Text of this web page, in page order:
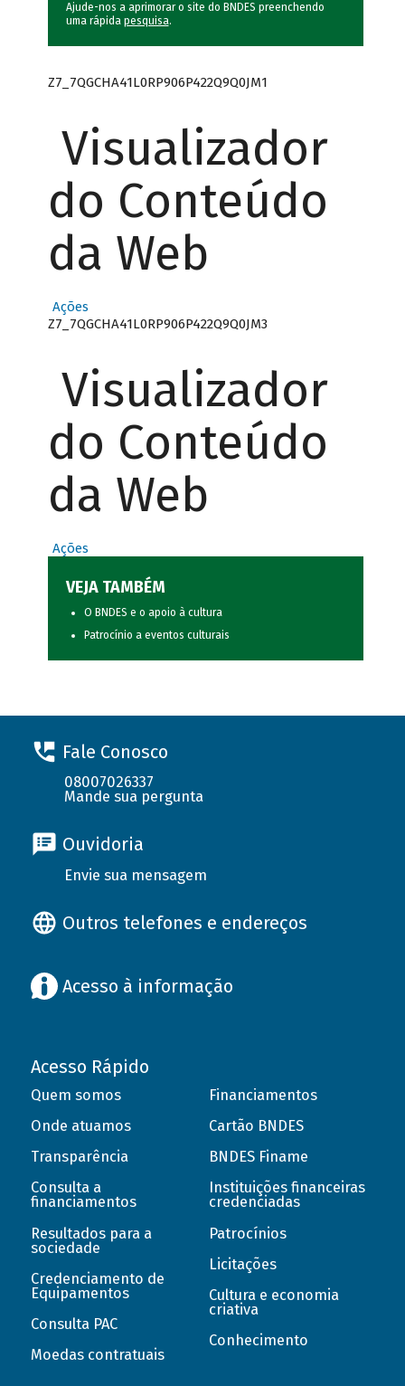
Ajude-nos a aprimorar o site do BNDES preenchendo
uma rápida pesquisa.
Z7_7QGCHA41L0RP906P422Q9Q0JM1
Visualizador
do Conteúdo
da Web
Ações
Z7_7QGCHA41L0RP906P422Q9Q0JM3
Visualizador
do Conteúdo
da Web
Ações
VEJA TAMBÉM
O BNDES e o apoio à cultura
Patrocínio a eventos culturais
Fale Conosco
08007026337
Mande sua pergunta
Ouvidoria
Envie sua mensagem
Outros telefones e endereços
Acesso à informação
Acesso Rápido
Quem somos
Onde atuamos
Transparência
Consulta a
financiamentos
Resultados para a
sociedade
Credenciamento de
Equipamentos
Consulta PAC
Moedas contratuais
Financiamentos
Cartão BNDES
BNDES Finame
Instituições financeiras
credenciadas
Patrocínios
Licitações
Cultura e economia
criativa
Conhecimento